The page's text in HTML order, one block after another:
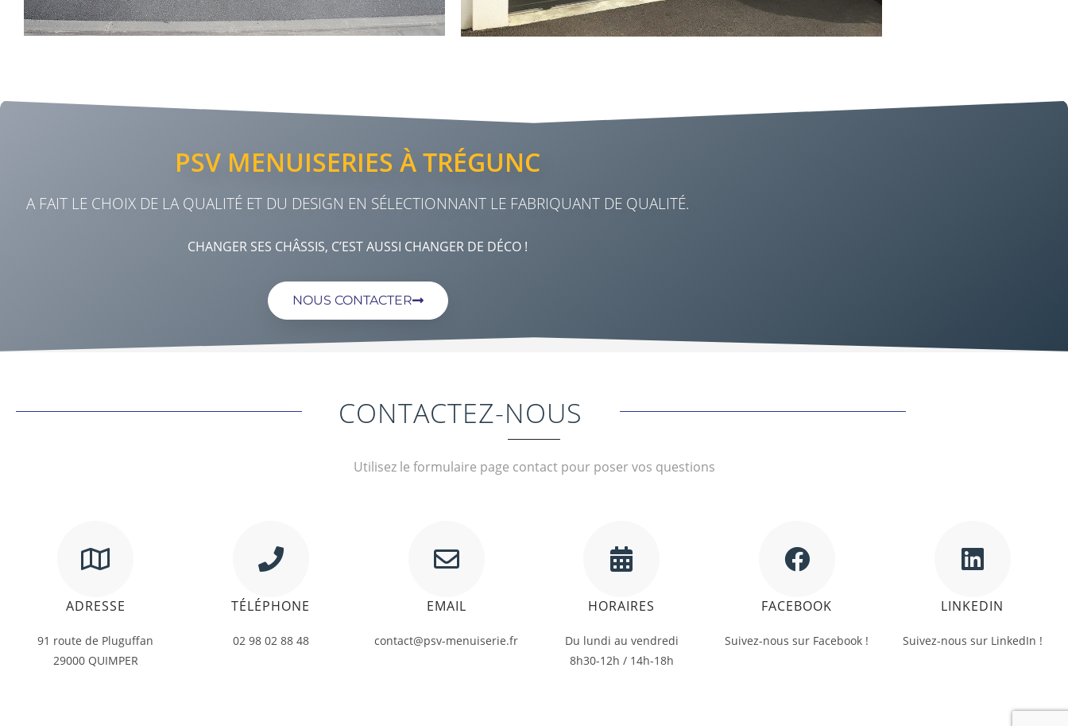
PSV MENUISERIES À TRÉGUNC
A FAIT LE CHOIX DE LA QUALITÉ ET DU DESIGN EN SÉLECTIONNANT LE FABRIQUANT DE QUALITÉ.
CHANGER SES CHÂSSIS, C’EST AUSSI CHANGER DE DÉCO !
NOUS CONTACTER
CONTACTEZ-NOUS
Utilisez le formulaire page contact pour poser vos questions
ADRESSE
91 route de Pluguffan
29000 QUIMPER
TÉLÉPHONE
02 98 02 88 48
EMAIL
contact@psv-menuiserie.fr
HORAIRES
Du lundi au vendredi
8h30-12h / 14h-18h
FACEBOOK
Suivez-nous sur Facebook !
LINKEDIN
Suivez-nous sur LinkedIn !